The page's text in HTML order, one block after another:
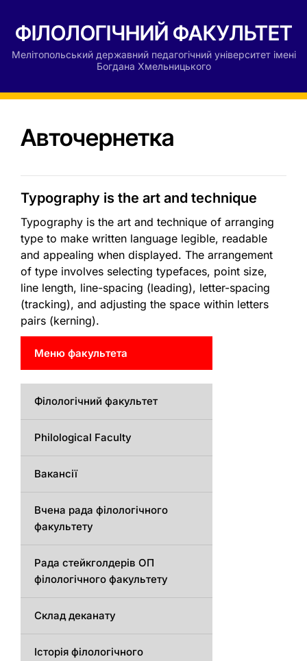
ФІЛОЛОГІЧНИЙ ФАКУЛЬТЕТ
Мелітопольський державний педагогічний університет імені
Богдана Хмельницького
Авточернетка
Typography is the art and technique
Typography is the art and technique of arranging
type to make written language legible, readable
and appealing when displayed. The arrangement
of type involves selecting typefaces, point size,
line length, line-spacing (leading), letter-spacing
(tracking), and adjusting the space within letters
pairs (kerning).
Меню факультета
Філологічний факультет
Philological Faculty
Вакансії
Вчена рада філологічного
факультету
Рада стейкголдерів ОП
філологічного факультету
Склад деканату
Історія філологічного